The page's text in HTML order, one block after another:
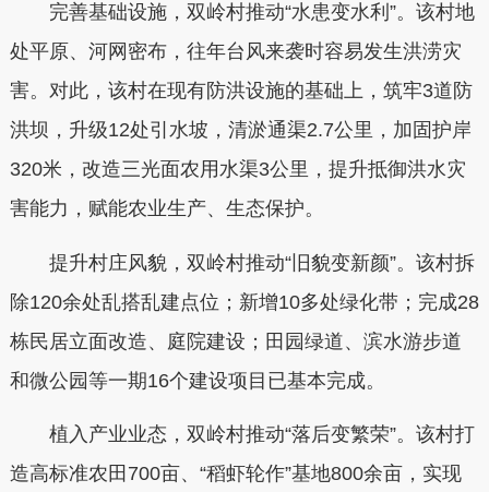
完善基础设施，双岭村推动“水患变水利”。该村地
处平原、河网密布，往年台风来袭时容易发生洪涝灾
害。对此，该村在现有防洪设施的基础上，筑牢3道防
洪坝，升级12处引水坡，清淤通渠2.7公里，加固护岸
320米，改造三光面农用水渠3公里，提升抵御洪水灾
害能力，赋能农业生产、生态保护。
提升村庄风貌，双岭村推动“旧貌变新颜”。该村拆
除120余处乱搭乱建点位；新增10多处绿化带；完成28
栋民居立面改造、庭院建设；田园绿道、滨水游步道
和微公园等一期16个建设项目已基本完成。
植入产业业态，双岭村推动“落后变繁荣”。该村打
造高标准农田700亩、“稻虾轮作”基地800余亩，实现